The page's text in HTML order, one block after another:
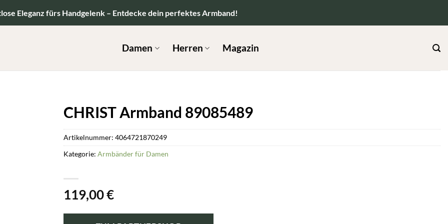
Eleganz fürs Handgelenk – Entdecke dein perfektes Armband!
Damen Herren Magazin
CHRIST Armband 89085489
119,00€
Artikelnummer: 4064721870249
Kategorie: Armbänder für Damen